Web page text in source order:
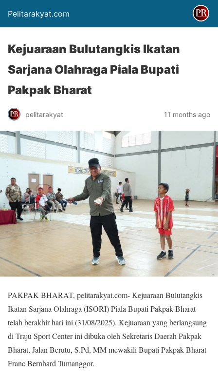
Pelitarakyat.com
Kejuaraan Bulutangkis Ikatan
Sarjana Olahraga Piala Bupati
Pakpak Bharat
pelitarakyat 11 months ago
PAKPAK BHARAT, pelitarakyat.com- Kejuaraan Bulutangkis
Ikatan Sarjana Olahraga (ISORI) Piala Bupati Pakpak Bharat
telah berakhir hari ini (31/08/2025). Kejuaraan yang berlangsung
di Traju Sport Center ini dibuka oleh Sekretaris Daerah Pakpak
Bharat, Jalan Berutu, S.Pd, MM mewakili Bupati Pakpak Bharat
Franc Bernhard Tumanggor.